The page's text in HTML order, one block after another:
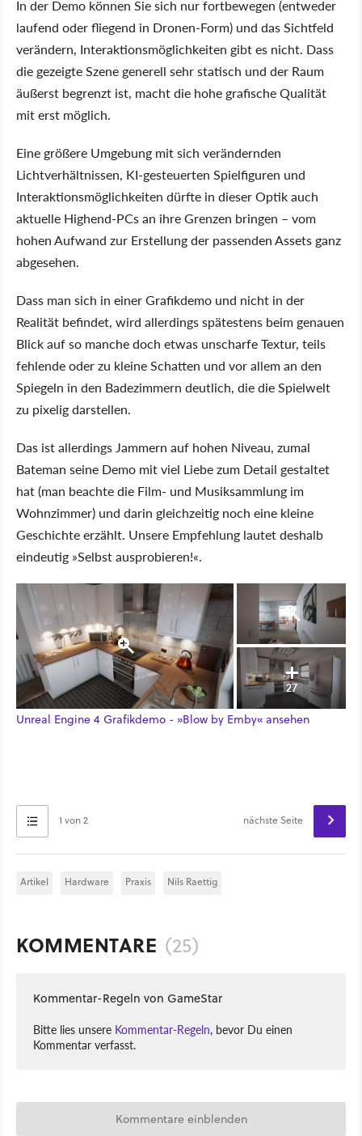
In der Demo können Sie sich nur fortbewegen (entweder
laufend oder fliegend in Dronen-Form) und das Sichtfeld
verändern, Interaktionsmöglichkeiten gibt es nicht. Dass
die gezeigte Szene generell sehr statisch und der Raum
äußerst begrenzt ist, macht die hohe grafische Qualität
mit erst möglich.
Eine größere Umgebung mit sich verändernden
Lichtverhältnissen, KI-gesteuerten Spielfiguren und
Interaktionsmöglichkeiten dürfte in dieser Optik auch
aktuelle Highend-PCs an ihre Grenzen bringen – vom
hohen Aufwand zur Erstellung der passenden Assets ganz
abgesehen.
Dass man sich in einer Grafikdemo und nicht in der
Realität befindet, wird allerdings spätestens beim genauen
Blick auf so manche doch etwas unscharfe Textur, teils
fehlende oder zu kleine Schatten und vor allem an den
Spiegeln in den Badezimmern deutlich, die die Spielwelt
zu pixelig darstellen.
Das ist allerdings Jammern auf hohen Niveau, zumal
Bateman seine Demo mit viel Liebe zum Detail gestaltet
hat (man beachte die Film- und Musiksammlung im
Wohnzimmer) und darin gleichzeitig noch eine kleine
Geschichte erzählt. Unsere Empfehlung lautet deshalb
eindeutig »Selbst ausprobieren!«.
27
Unreal Engine 4 Grafikdemo - »Blow by Emby« ansehen
1 von 2 nächste Seite
Artikel Hardware Praxis Nils Raettig
KOMMENTARE (25)
Kommentar-Regeln von GameStar
Bitte lies unsere Kommentar-Regeln, bevor Du einen
Kommentar verfasst.
Kommentare einblenden